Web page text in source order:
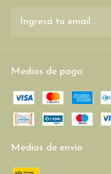
Medios de pago
Medios de envío